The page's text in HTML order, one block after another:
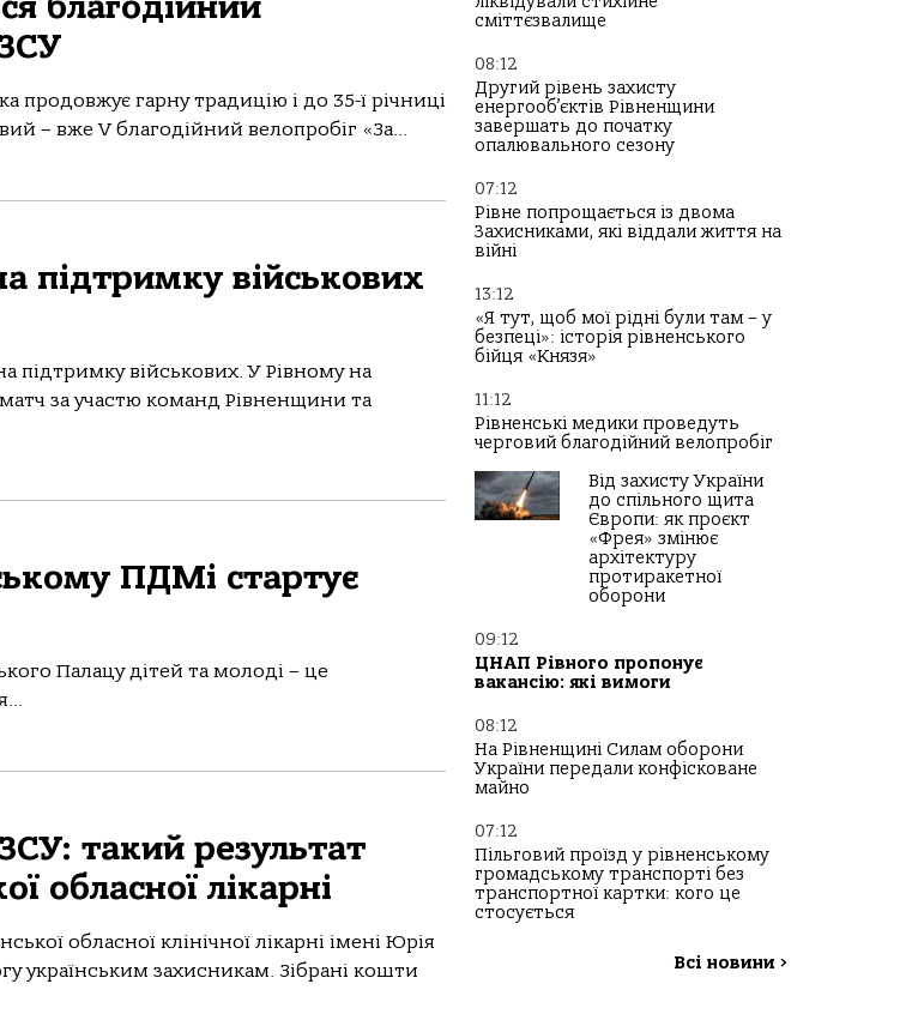
продовжує гарну традицію і до 35-ї річниці
– вже V благодійний велопробіг «За...
підтримку військових
підтримку військових. У Рівному на
за участю команд Рівненщини та
ПДМі стартує
Палацу дітей та молоді – це
такий результат
обласної лікарні
обласної клінічної лікарні імені Юрія
українським захисникам. Зібрані кошти
сміттєзвалище
08:12
Другий рівень захисту
енергооб’єктів Рівненщини
завершать до початку
опалювального сезону
07:12
Рівне попрощається із двома
Захисниками, які віддали життя на
війні
13:12
«Я тут, щоб мої рідні були там – у
безпеці»: історія рівненського
бійця «Князя»
11:12
Рівненські медики проведуть
черговий благодійний велопробіг
Від захисту України
до спільного щита
Європи: як проєкт
«Фрея» змінює
архітектуру
протиракетної
оборони
09:12
ЦНАП Рівного пропонує
вакансію: які вимоги
08:12
На Рівненщині Силам оборони
України передали конфісковане
майно
07:12
Пільговий проїзд у рівненському
громадському транспорті без
транспортної картки: кого це
стосується
Всі новини >